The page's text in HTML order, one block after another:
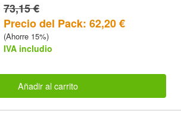
73,15 €
Precio del Pack: 62,20 €
(Ahorre 15%)
IVA includio
Añadir al carrito